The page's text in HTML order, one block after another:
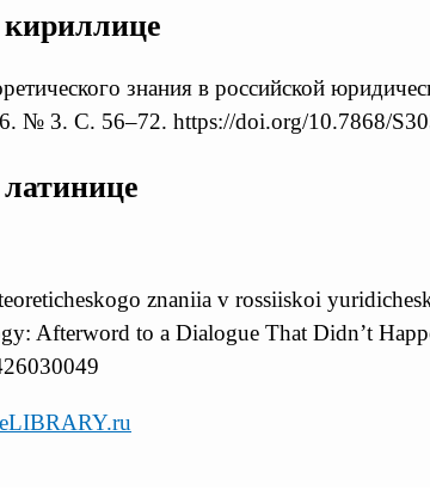
знания в российской
№ 3. С. 56–72. https://doi.org/10.7868/
znaniia v rossiiskoi
Afterword to a Dialogue That Didn’t
eLIBRARY.ru